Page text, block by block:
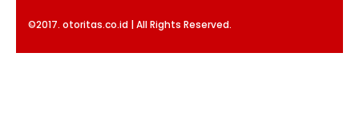
©2017. otoritas.co.id | All Rights Reserved.